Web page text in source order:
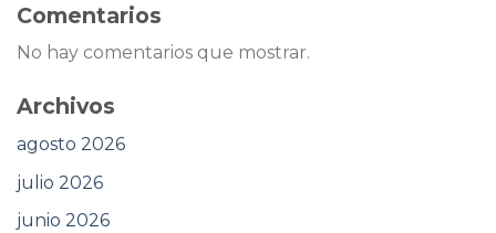
Comentarios
No hay comentarios que mostrar.
Archivos
agosto 2026
julio 2026
junio 2026